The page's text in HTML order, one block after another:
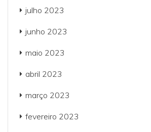
julho 2023
junho 2023
maio 2023
abril 2023
março 2023
fevereiro 2023